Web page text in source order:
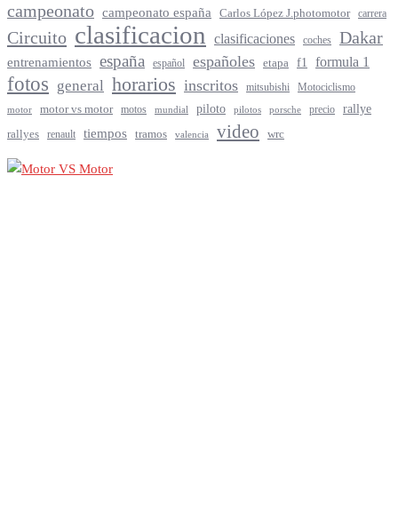
campeonato campeonato españa Carlos López J.photomotor carrera
Circuito clasificacion clasificaciones coches Dakar
entrenamientos españa español españoles etapa f1 formula 1
fotos general horarios inscritos mitsubishi Motociclismo
motor motor vs motor motos mundial piloto pilotos porsche precio rallye
rallyes renault tiempos tramos valencia video wrc